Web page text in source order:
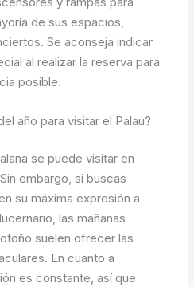
de sus espacios,
Se aconseja indicar
al realizar la reserva para
posible.
año para visitar el Palau?
se puede visitar en
embargo, si buscas
su máxima expresión a
las mañanas
suelen ofrecer las
En cuanto a
es constante, así que